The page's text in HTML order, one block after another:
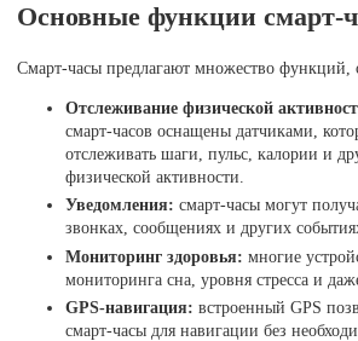
Основные функции смарт-
Смарт-часы предлагают множество функций,
Отслеживание физической
смарт-часов оснащены датчиками,
отслеживать шаги, пульс, калории и
физической активности.
Уведомления: смарт-часы могут
звонках, сообщениях и других
Мониторинг здоровья: многие
мониторинга сна, уровня стресса и
GPS-навигация: встроенный GPS
смарт-часы для навигации без